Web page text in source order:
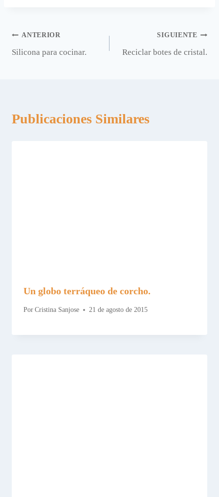
Navegación
de
ANTERIOR
Silicona para cocinar.
SIGUIENTE
Reciclar botes de cristal.
Publicaciones Similares
Un globo terráqueo de corcho.
Por Cristina Sanjose 21 de agosto de 2015